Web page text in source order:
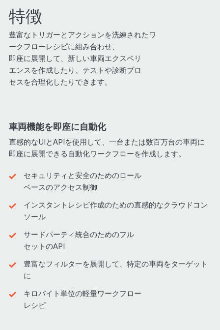
特徴
豊富なトリガーとアクションを洗練されたワ
ークフローレシピに組み合わせ、
即座に展開して、新しい車両エクスペリ
エンスを作成したり、テストや診断プロ
セスを合理化したりできます。
車両機能を即座に自動化
直感的なUIとAPIを使用して、一台または数百万台の車両に
即座に展開できる自動化ワークフローを作成します。
セキュリティと安全のためのロール
ベースのアクセス制御
インスタントレシピ作成のための直感的なクラウドコン
ソール
サードパーティ統合のためのフル
セットのAPI
豊富なフィルターを展開して、特定の車両をターゲット
に
キロバイト単位の軽量ワークフロー
レシピ